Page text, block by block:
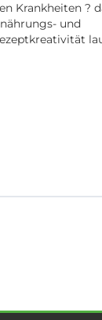
Krankheiten ?
und